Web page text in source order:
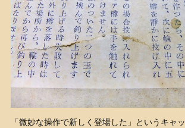
「微妙な操作で新しく登場した」というキャ